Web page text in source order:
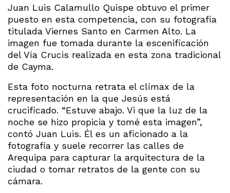
Juan Luis Calamullo Quispe obtuvo el primer
puesto en esta competencia, con su fotografía
titulada Viernes Santo en Carmen Alto. La
imagen fue tomada durante la escenificación
del Vía Crucis realizada en esta zona tradicional
de Cayma.
Esta foto nocturna retrata el clímax de la
representación en la que Jesús está
crucificado. “Estuve abajo. Vi que la luz de la
noche se hizo propicia y tomé esta imagen”,
contó Juan Luis. Él es un aficionado a la
fotografía y suele recorrer las calles de
Arequipa para capturar la arquitectura de la
ciudad o tomar retratos de la gente con su
cámara.